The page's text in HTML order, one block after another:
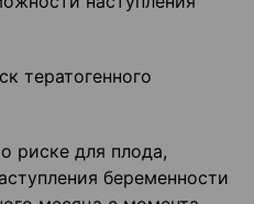
тератогенного
риске для плода,
беременности